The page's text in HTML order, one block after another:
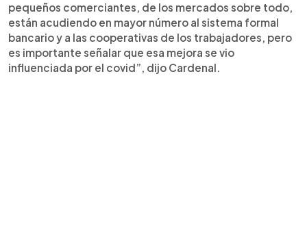
pequeños comerciantes, de los mercados sobre todo,
están acudiendo en mayor número al sistema formal
bancario y a las cooperativas de los trabajadores, pero
es importante señalar que esa mejora se vio
influenciada por el covid”, dijo Cardenal.